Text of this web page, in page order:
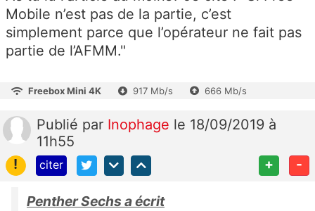
Mobile n’est pas de la partie, c’est
simplement parce que l’opérateur ne fait pas
partie de l’AFMM."
Freebox Mini 4K 917 Mb/s 666 Mb/s
Publié par Inophage le 18/09/2019 à
11h55
!
citer + -
Penther Sechs a écrit